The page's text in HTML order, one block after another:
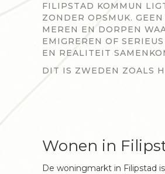
FILIPSTAD KOMMUN
ZONDER OPSMUK.
MEREN EN DORPEN
EMIGREREN OF
EN REALITEIT
DIT IS ZWEDEN ZOALS
Wonen in
De woningmarkt in Filipstad